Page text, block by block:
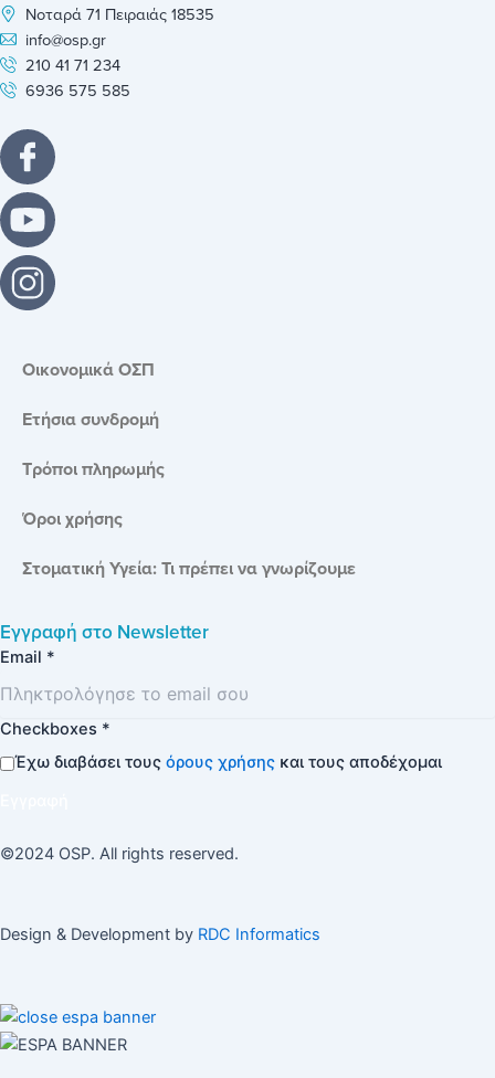
Νοταρά 71 Πειραιάς 18535
info@osp.gr
210 41 71 234
6936 575 585
Οικονομικά ΟΣΠ
Ετήσια συνδρομή
Τρόποι πληρωμής
Όροι χρήσης
Στοματική Υγεία: Τι πρέπει να γνωρίζουμε
Εγγραφή στο Newsletter
Email *
Checkboxes *
Έχω διαβάσει τους όρους χρήσης και τους αποδέχομαι
©2024 OSP. All rights reserved.
Design & Development by RDC Informatics